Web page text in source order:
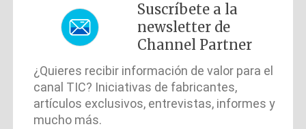
Suscríbete a la
newsletter de
Channel Partner
¿Quieres recibir información de valor para el
canal TIC? Iniciativas de fabricantes,
artículos exclusivos, entrevistas, informes y
mucho más.